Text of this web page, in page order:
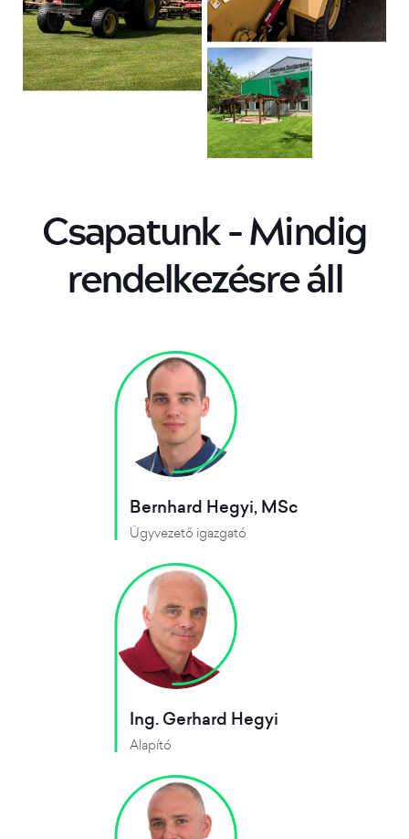
Csapatunk - Mindig
rendelkezésre áll
Bernhard Hegyi, MSc
Ügyvezető igazgató
Ing. Gerhard Hegyi
Alapító